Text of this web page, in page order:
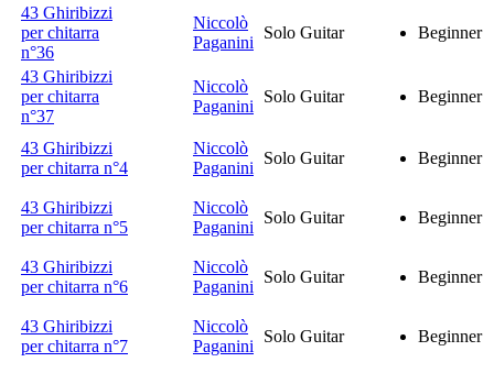
43 Ghiribizzi
per chitarra
n°36
Niccolò
Paganini
Solo Guitar Beginner
43 Ghiribizzi
per chitarra
n°37
Niccolò
Paganini
Solo Guitar Beginner
43 Ghiribizzi
per chitarra n°4
Niccolò
Paganini
Solo Guitar Beginner
43 Ghiribizzi
per chitarra n°5
Niccolò
Paganini
Solo Guitar Beginner
43 Ghiribizzi
per chitarra n°6
Niccolò
Paganini
Solo Guitar Beginner
43 Ghiribizzi
per chitarra n°7
Niccolò
Paganini
Solo Guitar Beginner